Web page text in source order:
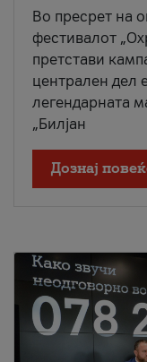
Во пресрет на
фестивалот
претстави
централен дел
легендарната
„Билјан
Дознај